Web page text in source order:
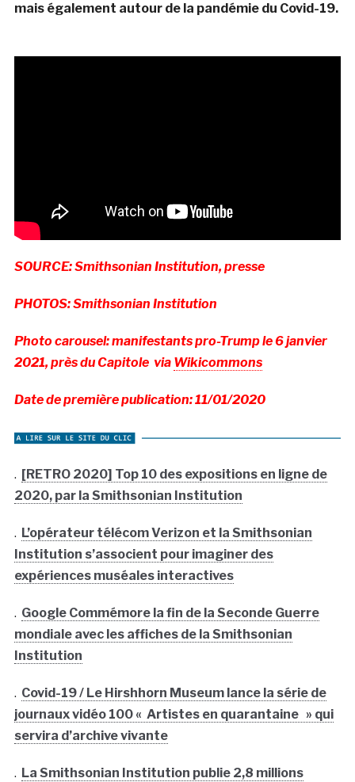
mais également autour de la pandémie du Covid-19.
SOURCE: Smithsonian Institution, presse
PHOTOS: Smithsonian Institution
Photo carousel: manifestants pro-Trump le 6 janvier
2021, près du Capitolevia Wikicommons
Date de première publication: 11/01/2020
. [RETRO 2020] Top 10 des expositions en ligne de
2020, par la Smithsonian Institution
. L’opérateur télécom Verizon et la Smithsonian
Institution s’associent pour imaginer des
expériences muséales interactives
. Google Commémore la fin de la Seconde Guerre
mondiale avec les affiches de la Smithsonian
Institution
. Covid-19 / Le Hirshhorn Museum lance la série de
journaux vidéo 100 « Artistes en quarantaine » qui
servira d’archive vivante
. La Smithsonian Institution publie 2,8 millions